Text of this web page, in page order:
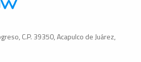
C.P. 39350, Acapulco de Juárez,